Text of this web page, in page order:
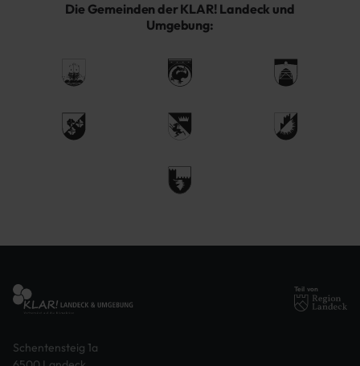
Die Gemeinden der KLAR! Landeck und
Umgebung:
Schentensteig 1a
Teil von